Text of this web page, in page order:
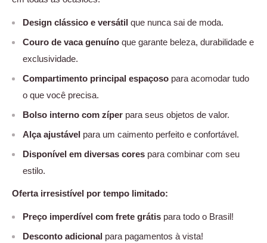
Design clássico e versátil que nunca sai de moda.
Couro de vaca genuíno que garante beleza, durabilidade e
exclusividade.
Compartimento principal espaçoso para acomodar tudo
o que você precisa.
Bolso interno com zíper para seus objetos de valor.
Alça ajustável para um caimento perfeito e confortável.
Disponível em diversas cores para combinar com seu
estilo.
Oferta irresistível por tempo limitado:
Preço imperdível com frete grátis para todo o Brasil!
Desconto adicional para pagamentos à vista!